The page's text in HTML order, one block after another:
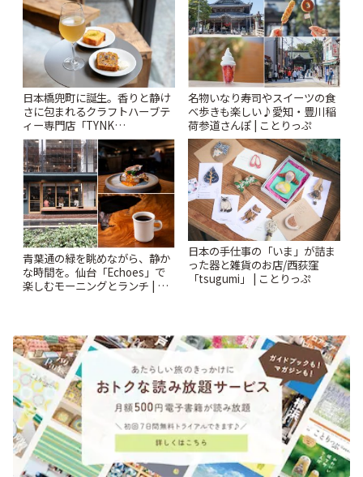
日本橋兜町に誕生。香りと静け
さに包まれるクラフトハーブテ
ィー専門店「TYNK
Kabutocho」 | ことりっぷ
名物いなり寿司やスイーツの食
べ歩きも楽しい♪愛知・豊川稲
荷参道さんぽ | ことりっぷ
青葉通の緑を眺めながら、静か
な時間を。仙台「Echoes」で
楽しむモーニングとランチ | こ
日本の手仕事の「いま」が詰ま
った器と雑貨のお店/西荻窪
「tsugumi」 | ことりっぷ